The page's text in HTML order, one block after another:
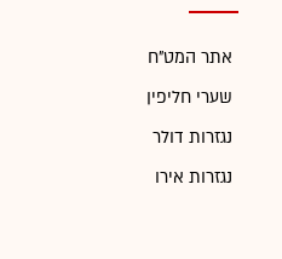
אתר המט"ח
שערי חליפין
נגזרות דולר
נגזרות אירו